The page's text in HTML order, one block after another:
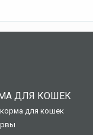
ДЛЯ КОШЕК
корма для кошек